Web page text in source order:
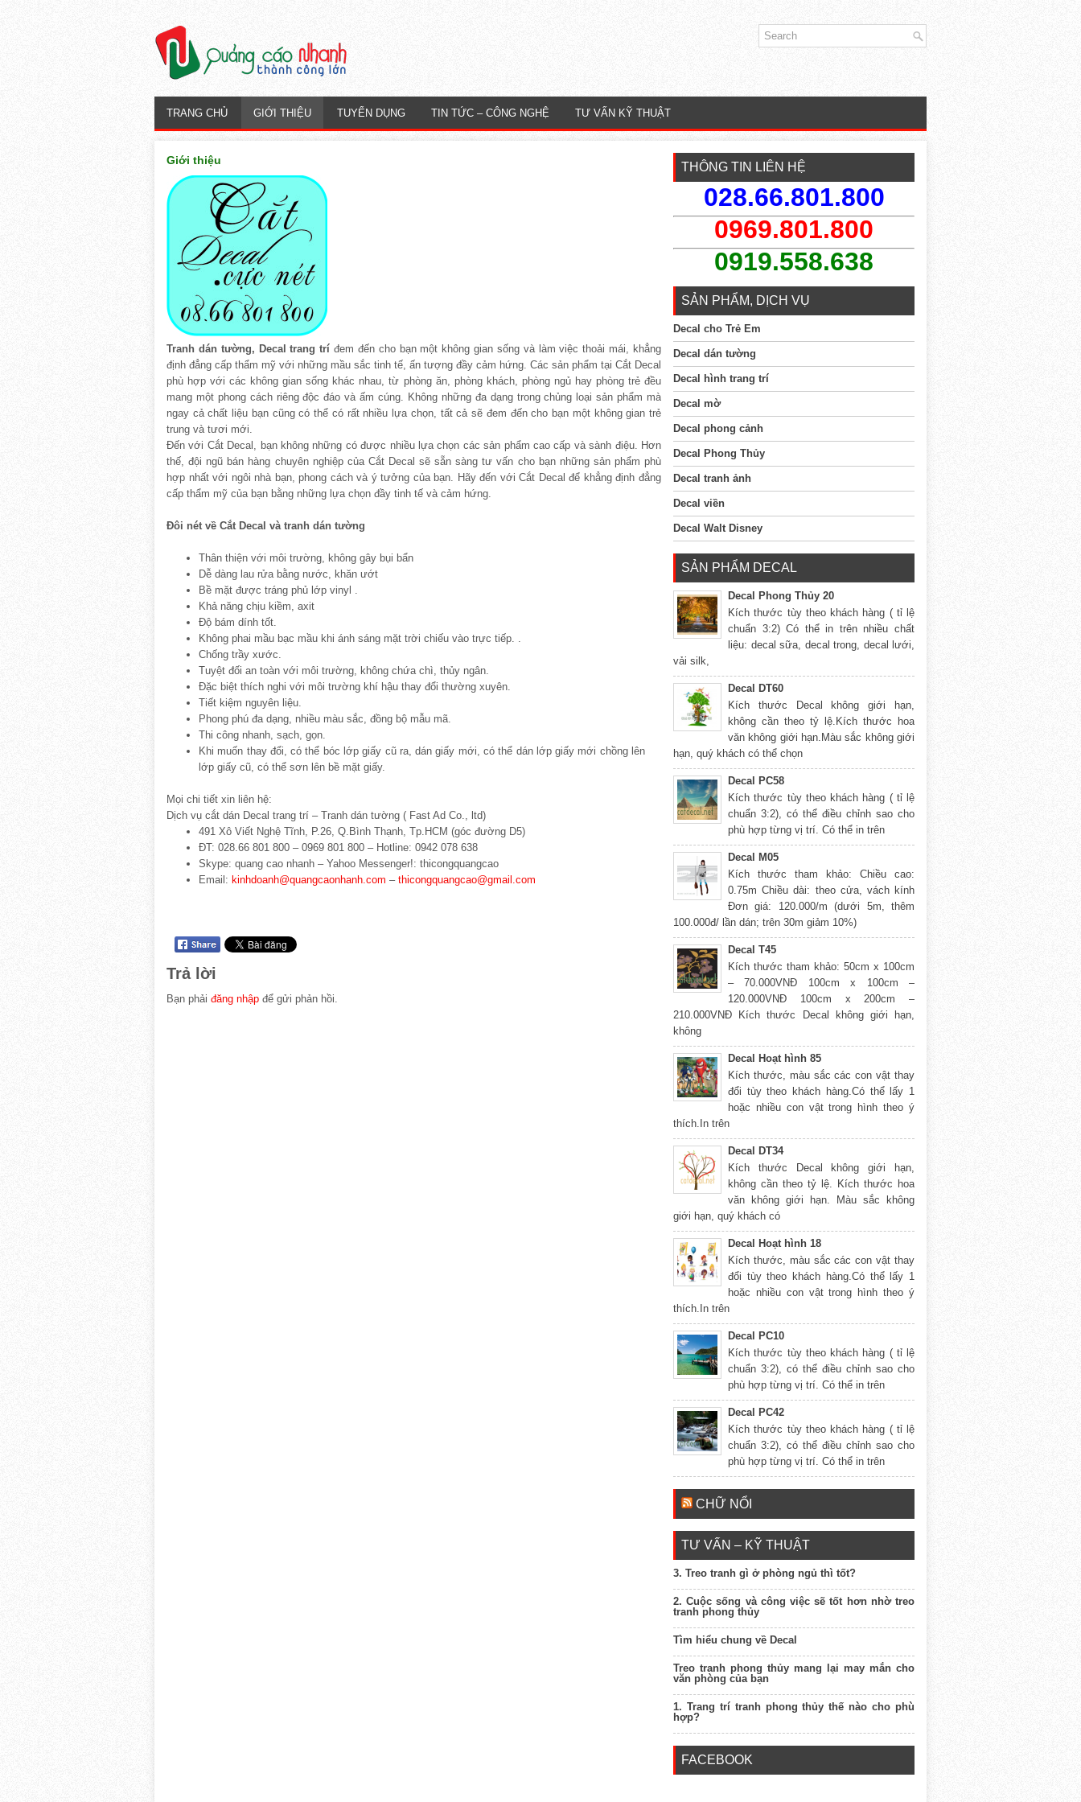
TRANG CHỦ GIỚI THIỆU TUYỂN DỤNG TIN TỨC – CÔNG NGHỆ TƯ VẤN KỸ THUẬT
Giới thiệu
Tranh dán tường, Decal trang tríđem đến cho bạn một không gian sống và làm việc thoải mái, khẳng
định đẳng cấp thẩm mỹ với những mầu sắc tinh tế, ấn tượng đầy cảm hứng. Các sản phẩm tại Cắt Decal
phù hợp với các không gian sống khác nhau, từ phòng ăn, phòng khách, phòng ngủ hay phòng trẻ đều
mang một phong cách riêng độc đáo và ấm cúng. Không những đa dạng trong chủng loại sản phẩm mà
ngay cả chất liệu bạn cũng có thể có rất nhiều lựa chọn, tất cả sẽ đem đến cho bạn một không gian trẻ
trung và tươi mới.
Đến với Cắt Decal, bạn không những có được nhiều lựa chọn các sản phẩm cao cấp và sành điệu. Hơn
thế, đội ngũ bán hàng chuyên nghiệp của Cắt Decal sẽ sẵn sàng tư vấn cho bạn những sản phẩm phù
hợp nhất với ngôi nhà bạn, phong cách và ý tưởng của bạn. Hãy đến với Cắt Decal để khẳng định đẳng
cấp thẩm mỹ của bạn bằng những lựa chọn đầy tinh tế và cảm hứng.
Đôi nét về Cắt Decal và tranh dán tường
Thân thiện với môi trường, không gây bụi bẩn
Dễ dàng lau rửa bằng nước, khăn ướt
Bề mặt được tráng phủ lớp vinyl .
Khả năng chịu kiềm, axit
Độ bám dính tốt.
Không phai mầu bạc mầu khi ánh sáng mặt trời chiếu vào trực tiếp. .
Chống trầy xước.
Tuyệt đối an toàn với môi trường, không chứa chì, thủy ngân.
Đặc biệt thích nghi với môi trường khí hậu thay đổi thường xuyên.
Tiết kiệm nguyên liệu.
Phong phú đa dạng, nhiều màu sắc, đồng bộ mẫu mã.
Thi công nhanh, sạch, gọn.
Khi muốn thay đổi, có thể bóc lớp giấy cũ ra, dán giấy mới, có thể dán lớp giấy mới chồng lên
lớp giấy cũ, có thể sơn lên bề mặt giấy.
Mọi chi tiết xin liên hệ:
Dịch vụ cắt dán Decal trang trí – Tranh dán tường ( Fast Ad Co., ltd)
491 Xô Viết Nghệ Tĩnh, P.26, Q.Bình Thạnh, Tp.HCM (góc đường D5)
ĐT: 028.66 801 800 – 0969 801 800 – Hotline: 0942 078 638
Skype: quang cao nhanh – Yahoo Messenger!: thicongquangcao
Email: kinhdoanh@quangcaonhanh.com – thicongquangcao@gmail.com
Trả lời
Bạn phải đăng nhập để gửi phản hồi.
THÔNG TIN LIÊN HỆ
028.66.801.800
0969.801.800
0919.558.638
SẢN PHẨM, DỊCH VỤ
Decal cho Trẻ Em
Decal dán tường
Decal hình trang trí
Decal mờ
Decal phong cảnh
Decal Phong Thủy
Decal tranh ảnh
Decal viền
Decal Walt Disney
SẢN PHẨM DECAL
Decal Phong Thủy 20
Kích thước tùy theo khách hàng ( tỉ lệ
chuẩn 3:2) Có thể in trên nhiều chất
liệu: decal sữa, decal trong, decal lưới,
vải silk,
Decal DT60
Kích thước Decal không giới hạn,
không cần theo tỷ lệ.Kích thước hoa
văn không giới hạn.Màu sắc không giới
hạn, quý khách có thể chọn
Decal PC58
Kích thước tùy theo khách hàng ( tỉ lệ
chuẩn 3:2), có thể điều chỉnh sao cho
phù hợp từng vị trí. Có thể in trên
Decal M05
Kích thước tham khảo: Chiều cao:
0.75m Chiều dài: theo cửa, vách kính
Đơn giá: 120.000/m (dưới 5m, thêm
100.000đ/ lần dán; trên 30m giảm 10%)
Decal T45
Kích thước tham khảo: 50cm x 100cm
– 70.000VNĐ 100cm x 100cm –
120.000VNĐ 100cm x 200cm –
210.000VNĐ Kích thước Decal không giới hạn,
không
Decal Hoạt hình 85
Kích thước, màu sắc các con vật thay
đổi tùy theo khách hàng.Có thể lấy 1
hoặc nhiều con vật trong hình theo ý
thích.In trên
Decal DT34
Kích thước Decal không giới hạn,
không cần theo tỷ lệ. Kích thước hoa
văn không giới hạn. Màu sắc không
giới hạn, quý khách có
Decal Hoạt hình 18
Kích thước, màu sắc các con vật thay
đổi tùy theo khách hàng.Có thể lấy 1
hoặc nhiều con vật trong hình theo ý
thích.In trên
Decal PC10
Kích thước tùy theo khách hàng ( tỉ lệ
chuẩn 3:2), có thể điều chỉnh sao cho
phù hợp từng vị trí. Có thể in trên
Decal PC42
Kích thước tùy theo khách hàng ( tỉ lệ
chuẩn 3:2), có thể điều chỉnh sao cho
phù hợp từng vị trí. Có thể in trên
CHỮ NỔI
TƯ VẤN – KỸ THUẬT
3. Treo tranh gì ở phòng ngủ thì tốt?
2. Cuộc sống và công việc sẽ tốt hơn nhờ treo
tranh phong thủy
Tìm hiểu chung về Decal
Treo tranh phong thủy mang lại may mắn cho
văn phòng của bạn
1. Trang trí tranh phong thủy thế nào cho phù
hợp?
FACEBOOK